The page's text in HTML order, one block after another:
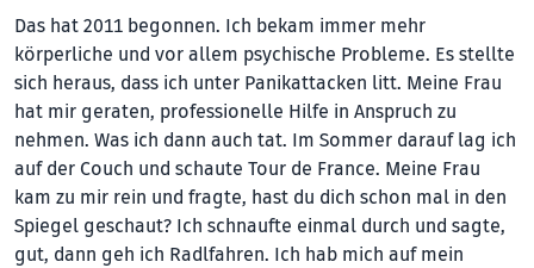
Das hat 2011 begonnen. Ich bekam immer mehr
körperliche und vor allem psychische Probleme. Es stellte
sich heraus, dass ich unter Panikattacken litt. Meine Frau
hat mir geraten, professionelle Hilfe in Anspruch zu
nehmen. Was ich dann auch tat. Im Sommer darauf lag ich
auf der Couch und schaute Tour de France. Meine Frau
kam zu mir rein und fragte, hast du dich schon mal in den
Spiegel geschaut? Ich schnaufte einmal durch und sagte,
gut, dann geh ich Radlfahren. Ich hab mich auf mein